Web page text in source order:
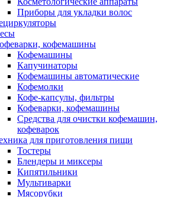
Приборы для укладки волос
кофемашины
Кофемашины
Капучинаторы
Кофемашины автоматические
Кофемолки
Кофе-капсулы, фильтры
Кофеварки, кофемашины
Средства для очистки кофемашин,
кофеварок
для приготовления пищи
Тостеры
Блендеры и миксеры
Кипятильники
Мультиварки
Мясорубки